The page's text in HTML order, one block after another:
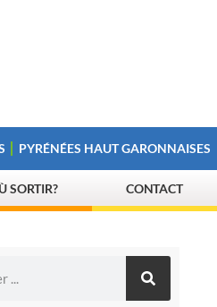
PYRÉNÉES HAUT GARONNAISES
SORTIR? CONTACT